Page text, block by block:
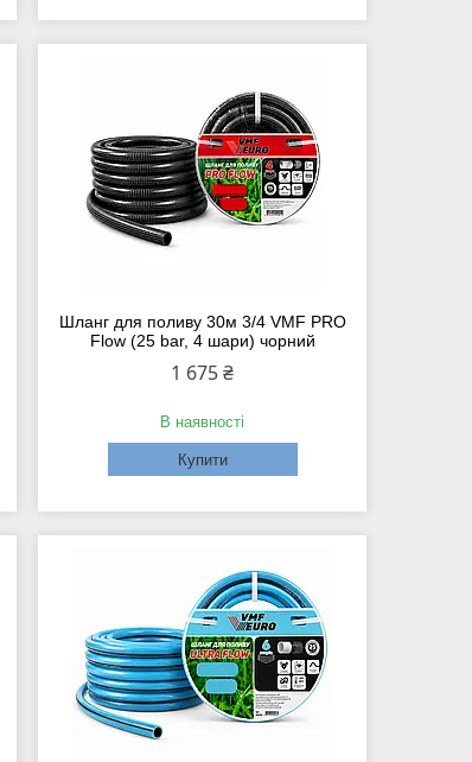
Шланг для поливу 30м 3/4 VMF PRO
Flow (25 bar, 4 шари) чорний
1 675 ₴
В наявності
Купити